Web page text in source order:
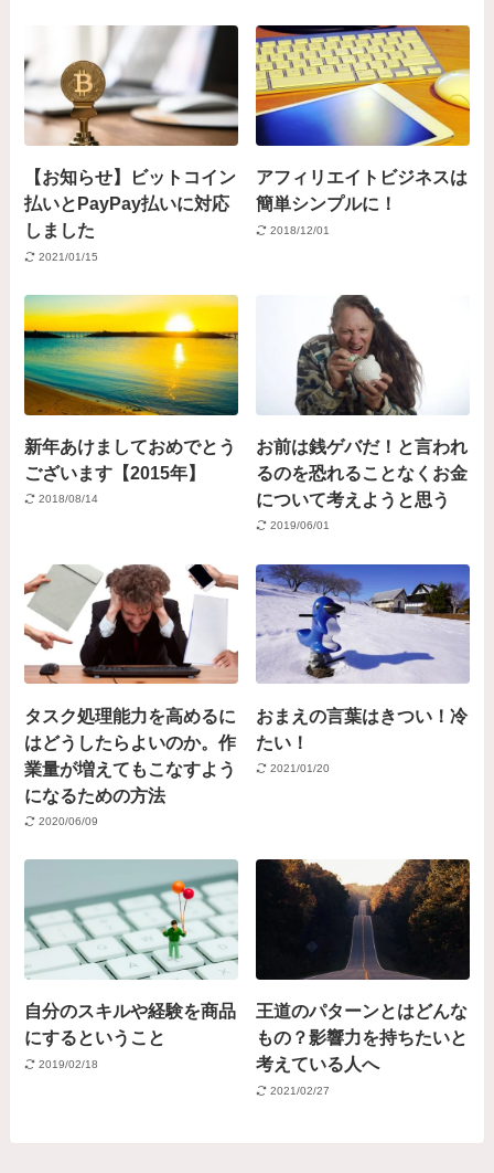
【お知らせ】ビットコイン
払いとPayPay払いに対応
しました
2021/01/15
アフィリエイトビジネスは
簡単シンプルに！
2018/12/01
新年あけましておめでとう
ございます【2015年】
2018/08/14
お前は銭ゲバだ！と言われ
るのを恐れることなくお金
について考えようと思う
2019/06/01
タスク処理能力を高めるに
はどうしたらよいのか。作
業量が増えてもこなすよう
になるための方法
2020/06/09
おまえの言葉はきつい！冷
たい！
2021/01/20
自分のスキルや経験を商品
にするということ
2019/02/18
王道のパターンとはどんな
もの？影響力を持ちたいと
考えている人へ
2021/02/27